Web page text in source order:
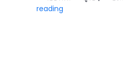
reading